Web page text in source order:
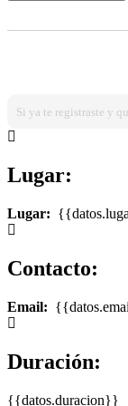
Si ya te registraste y
Lugar:
Lugar:
Contacto:
Email:
Duración:
{{datos.duracion}}